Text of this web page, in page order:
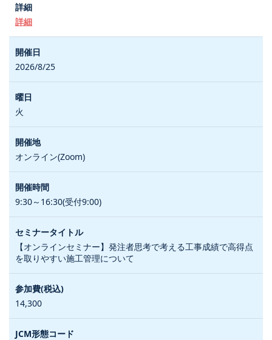
詳細
2026/8/25
火
オンライン(Zoom)
9:30～16:30(受付9:00)
【オンラインセミナー】発注者思考で考える工事成績で高得点
を取りやすい施工管理について
14,300